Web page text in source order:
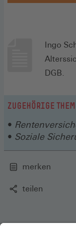
Ingo
DGB.
ZUGEHÖRIGE
Soziale
merken
teilen